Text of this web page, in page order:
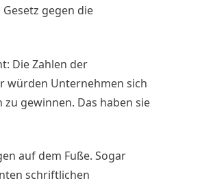
gegen die
Die Zahlen der
würden Unternehmen sich
gewinnen. Das haben sie
auf dem Fuße. Sogar
schriftlichen